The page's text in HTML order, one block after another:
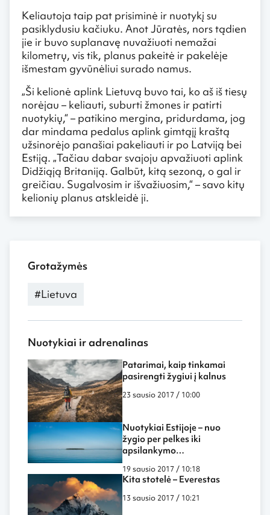
Keliautoja taip pat prisiminė ir nuotykį su
pasiklydusiu kačiuku. Anot Jūratės, nors tądien
jie ir buvo suplanavę nuvažiuoti nemažai
kilometrų, vis tik, planus pakeitė ir pakelėje
išmestam gyvūnėliui surado namus.
„Ši kelionė aplink Lietuvą buvo tai, ko aš iš tiesų
norėjau – keliauti, suburti žmones ir patirti
nuotykių,“ – patikino mergina, pridurdama, jog
dar mindama pedalus aplink gimtąjį kraštą
užsinorėjo panašiai pakeliauti ir po Latviją bei
Estiją. „Tačiau dabar svajoju apvažiuoti aplink
Didžiąją Britaniją. Galbūt, kitą sezoną, o gal ir
greičiau. Sugalvosim ir išvažiuosim,“ – savo kitų
kelionių planus atskleidė ji.
Grotažymės
#Lietuva
Nuotykiai ir adrenalinas
Patarimai, kaip tinkamai
pasirengti žygiui į kalnus
23 sausio 2017 / 10:00
Nuotykiai Estijoje – nuo
žygio per pelkes iki
apsilankymo
povandeniniame kalėjime
19 sausio 2017 / 10:18
Kita stotelė – Everestas
13 sausio 2017 / 10:21